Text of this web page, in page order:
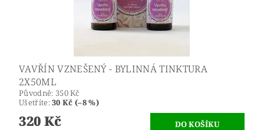
VAVŘÍN VZNEŠENÝ - BYLINNÁ TINKTURA
2X50ML
Původně: 350 Kč
Ušetříte:30 Kč (–8 %)
320 Kč